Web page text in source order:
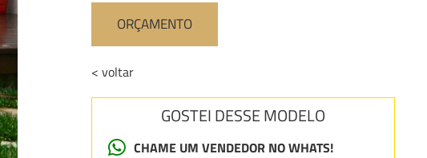
ORÇAMENTO
< voltar
GOSTEI DESSE MODELO
CHAME UM VENDEDOR NO WHATS!